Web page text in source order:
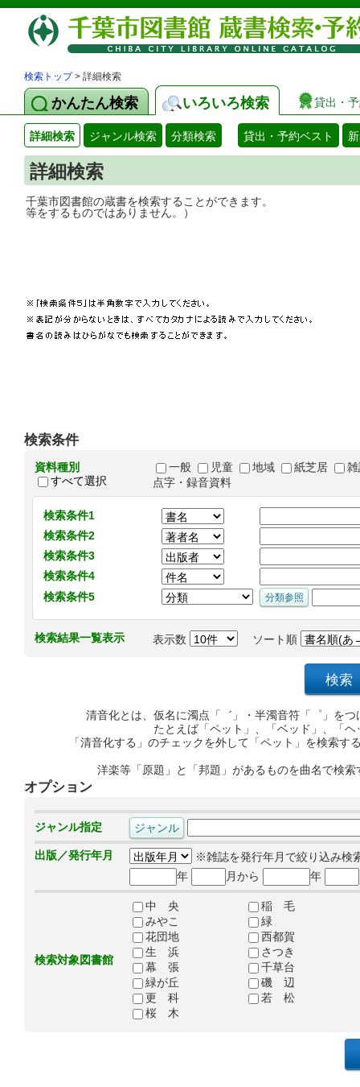
検索トップ> 詳細検索
かんたん検索 いろいろ検索 貸出・
詳細検索 ジャンル検索 分類検索 貸出・予約ベスト
詳細検索
千葉市図書館の蔵書を検索することがで
等をするものではありません。）
検索条件
資料種別
すべて選択
一般 児童 地域 紙芝居
点字・録音資料
検索条件1
検索条件2
検索条件3
検索条件4
検索条件5
検索結果一覧表示 表示数 ソート順
清音化とは、仮名に濁点「゛」・半濁音符「゜」を
たとえば「ペット」、「ベッド」、「
「清音化する」のチェックを外して「ペット」を検索
洋楽等「原題」と「邦題」があるものを曲名で検
オプション
ジャンル指定
出版／発行年月
※雑誌を発行年月で絞り込み検
年
月から 年
検索対象図書館
中 央
稲 毛
みやこ
緑
花団地
西都賀
生 浜
さつき
幕 張
千草台
緑が丘
磯 辺
更 科
若 松
桜 木